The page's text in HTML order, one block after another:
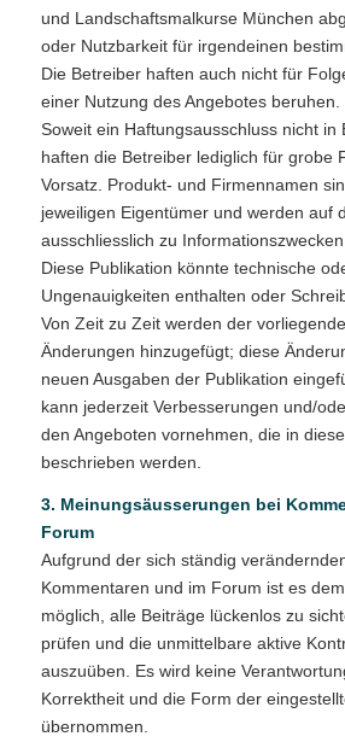
und Landschaftsmalkurse München
oder Nutzbarkeit für irgendeinen
Die Betreiber haften auch nicht für
einer Nutzung des Angebotes beruhen.
Soweit ein Haftungsausschluss nicht in
haften die Betreiber lediglich für grobe
Vorsatz. Produkt- und Firmennamen
jeweiligen Eigentümer und werden auf
ausschliesslich zu
Diese Publikation könnte technische
Ungenauigkeiten enthalten oder
Von Zeit zu Zeit werden der
Änderungen hinzugefügt; diese
neuen Ausgaben der Publikation
kann jederzeit Verbesserungen und/
den Angeboten vornehmen, die in
beschrieben werden.
3. Meinungsäusserungen bei
Forum
Aufgrund der sich ständig
Kommentaren und im Forum ist es
möglich, alle Beiträge lückenlos zu
prüfen und die unmittelbare aktive
auszuüben. Es wird keine
Korrektheit und die Form der
übernommen.